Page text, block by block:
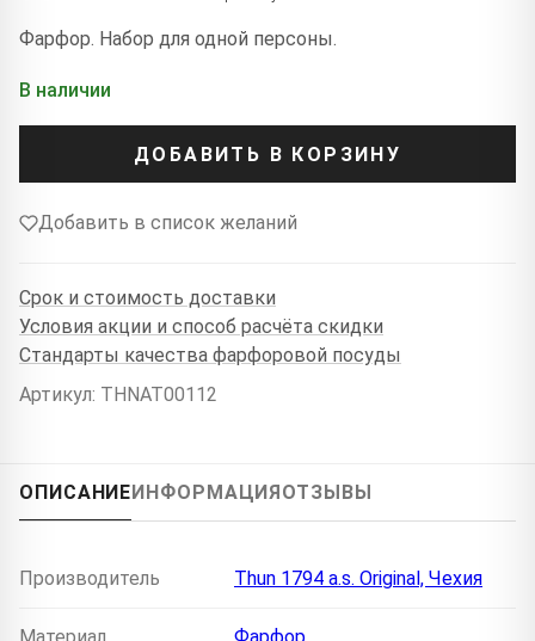
Фарфор. Набор для одной персоны.
В наличии
ДОБАВИТЬ В КОРЗИНУ
Добавить в список желаний
Срок и стоимость доставки
Условия акции и способ расчёта скидки
Стандарты качества фарфоровой посуды
Артикул: THNAT00112
ОПИСАНИЕ ИНФОРМАЦИЯ ОТЗЫВЫ
Производитель Thun 1794 a.s. Original, Чехия